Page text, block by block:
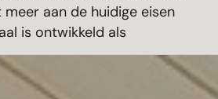
aan de huidige eisen
is ontwikkeld als